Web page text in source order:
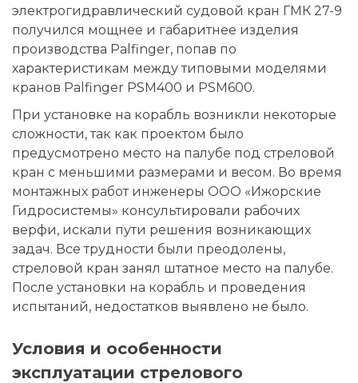
электрогидравлический судовой кран ГМК 27-9
получился мощнее и габаритнее изделия
производства Palfinger, попав по
характеристикам между типовыми моделями
кранов Palfinger PSM400 и PSM600.
При установке на корабль возникли некоторые
сложности, так как проектом было
предусмотрено место на палубе под стреловой
кран с меньшими размерами и весом. Во время
монтажных работ инженеры ООО «Ижорские
Гидросистемы» консультировали рабочих
верфи, искали пути решения возникающих
задач. Все трудности были преодолены,
стреловой кран занял штатное место на палубе.
После установки на корабль и проведения
испытаний, недостатков выявлено не было.
Условия и особенности
эксплуатации стрелового